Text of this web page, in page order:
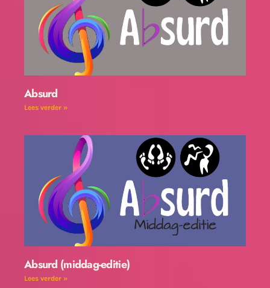
Absurd
Lees verder »
Absurd (middag-editie)
Lees verder »